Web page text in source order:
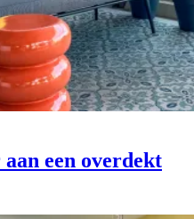
een overdekt